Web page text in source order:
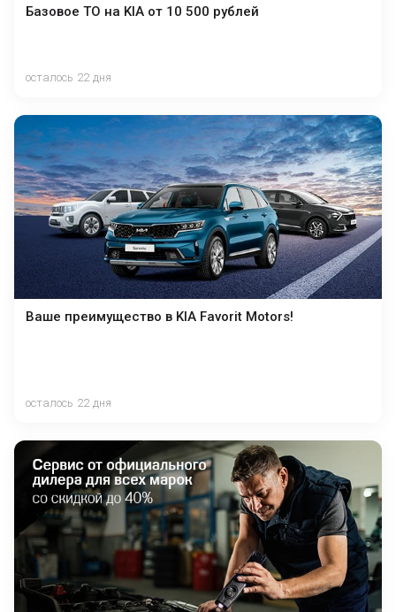
Базовое ТО на KIA от 10 500 рублей
осталось 22 дня
Ваше преимущество в KIA Favorit Motors!
осталось 22 дня